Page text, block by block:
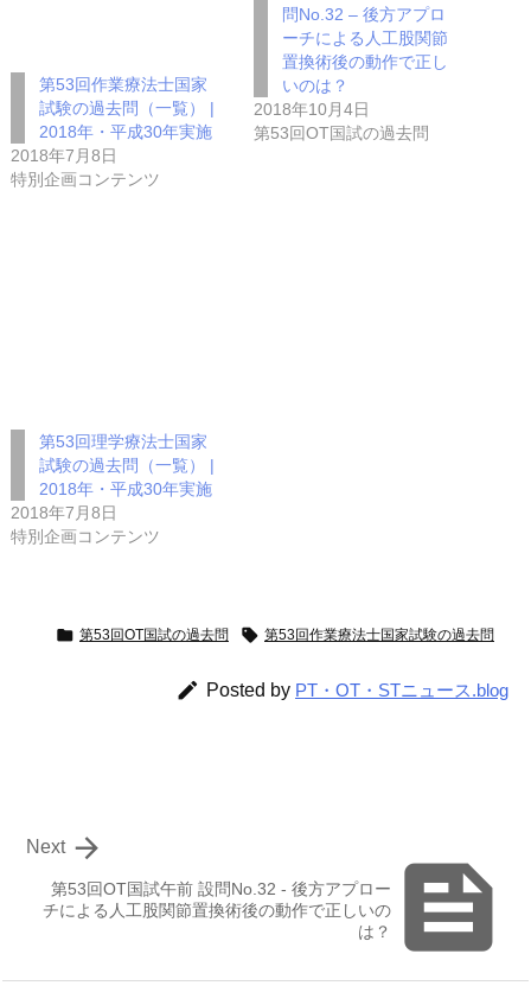
第53回作業療法士国家
試験の過去問（一覧） |
2018年・平成30年実施
2018年7月8日
特別企画コンテンツ
問No.32 – 後方アプロ
ーチによる人工股関節
置換術後の動作で正し
いのは？
2018年10月4日
第53回OT国試の過去問
第53回理学療法士国家
試験の過去問（一覧） |
2018年・平成30年実施
2018年7月8日
特別企画コンテンツ
 第53回OT国試の過去問  第53回作業療法士国家試験の過去問
 Posted by PT・OT・STニュース.blog

第53回OT国試午前 設問No.32 - 後方アプロー
チによる人工股関節置換術後の動作で正しいの
は？

Next